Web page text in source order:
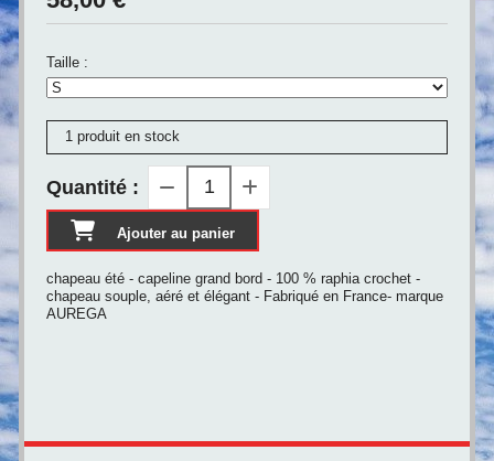
Taille :
1 produit en stock
Quantité :
Ajouter au panier
chapeau été - capeline grand bord - 100 % raphia crochet -
chapeau souple, aéré et élégant - Fabriqué en France- marque
AUREGA